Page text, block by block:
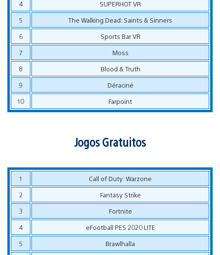
4
SUPERHOT VR
5
The Walking Dead: Saints & Sinners
6
Sports Bar VR
7
Moss
8
Blood & Truth
9
Déraciné
10
Farpoint
Jogos Gratuitos
1
Call of Duty: Warzone
2
Fantasy Strike
3
Fortnite
4
eFootball PES 2020 LITE
5
Brawlhalla